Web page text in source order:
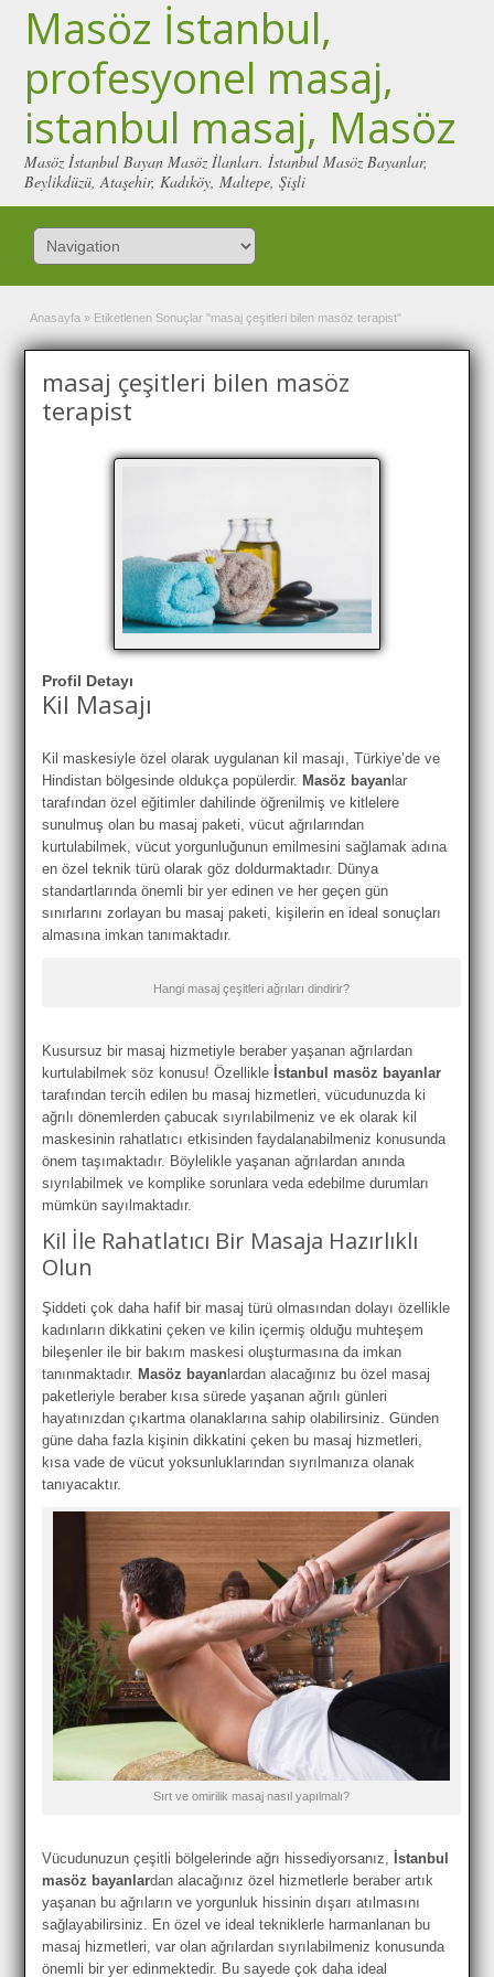
Masöz İstanbul,
profesyonel masaj,
istanbul masaj, Masöz
Masöz İstanbul Bayan Masöz İlanları. İstanbul Masöz Bayanlar,
Beylikdüzü, Ataşehir, Kadıköy, Maltepe, Şişli
Anasayfa » Etiketlenen Sonuçlar "masaj çeşitleri bilen masöz terapist"
masaj çeşitleri bilen masöz
terapist
Profil Detayı
Kil Masajı
Kil maskesiyle özel olarak uygulanan kil masajı, Türkiye’de ve
Hindistan bölgesinde oldukça popülerdir. Masöz bayanlar
tarafından özel eğitimler dahilinde öğrenilmiş ve kitlelere
sunulmuş olan bu masaj paketi, vücut ağrılarından
kurtulabilmek, vücut yorgunluğunun emilmesini sağlamak adına
en özel teknik türü olarak göz doldurmaktadır. Dünya
standartlarında önemli bir yer edinen ve her geçen gün
sınırlarını zorlayan bu masaj paketi, kişilerin en ideal sonuçları
almasına imkan tanımaktadır.
Hangi masaj çeşitleri ağrıları dindirir?
Kusursuz bir masaj hizmetiyle beraber yaşanan ağrılardan
kurtulabilmek söz konusu! Özellikle İstanbul masöz bayanlar
tarafından tercih edilen bu masaj hizmetleri, vücudunuzda ki
ağrılı dönemlerden çabucak sıyrılabilmeniz ve ek olarak kil
maskesinin rahatlatıcı etkisinden faydalanabilmeniz konusunda
önem taşımaktadır. Böylelikle yaşanan ağrılardan anında
sıyrılabilmek ve komplike sorunlara veda edebilme durumları
mümkün sayılmaktadır.
Kil İle Rahatlatıcı Bir Masaja Hazırlıklı
Olun
Şiddeti çok daha hafif bir masaj türü olmasından dolayı özellikle
kadınların dikkatini çeken ve kilin içermiş olduğu muhteşem
bileşenler ile bir bakım maskesi oluşturmasına da imkan
tanınmaktadır. Masöz bayanlardan alacağınız bu özel masaj
paketleriyle beraber kısa sürede yaşanan ağrılı günleri
hayatınızdan çıkartma olanaklarına sahip olabilirsiniz. Günden
güne daha fazla kişinin dikkatini çeken bu masaj hizmetleri,
kısa vade de vücut yoksunluklarından sıyrılmanıza olanak
tanıyacaktır.
Sırt ve omirilik masaj nasıl yapılmalı?
Vücudunuzun çeşitli bölgelerinde ağrı hissediyorsanız, İstanbul
masöz bayanlardan alacağınız özel hizmetlerle beraber artık
yaşanan bu ağrıların ve yorgunluk hissinin dışarı atılmasını
sağlayabilirsiniz. En özel ve ideal tekniklerle harmanlanan bu
masaj hizmetleri, var olan ağrılardan sıyrılabilmeniz konusunda
önemli bir yer edinmektedir. Bu sayede çok daha ideal